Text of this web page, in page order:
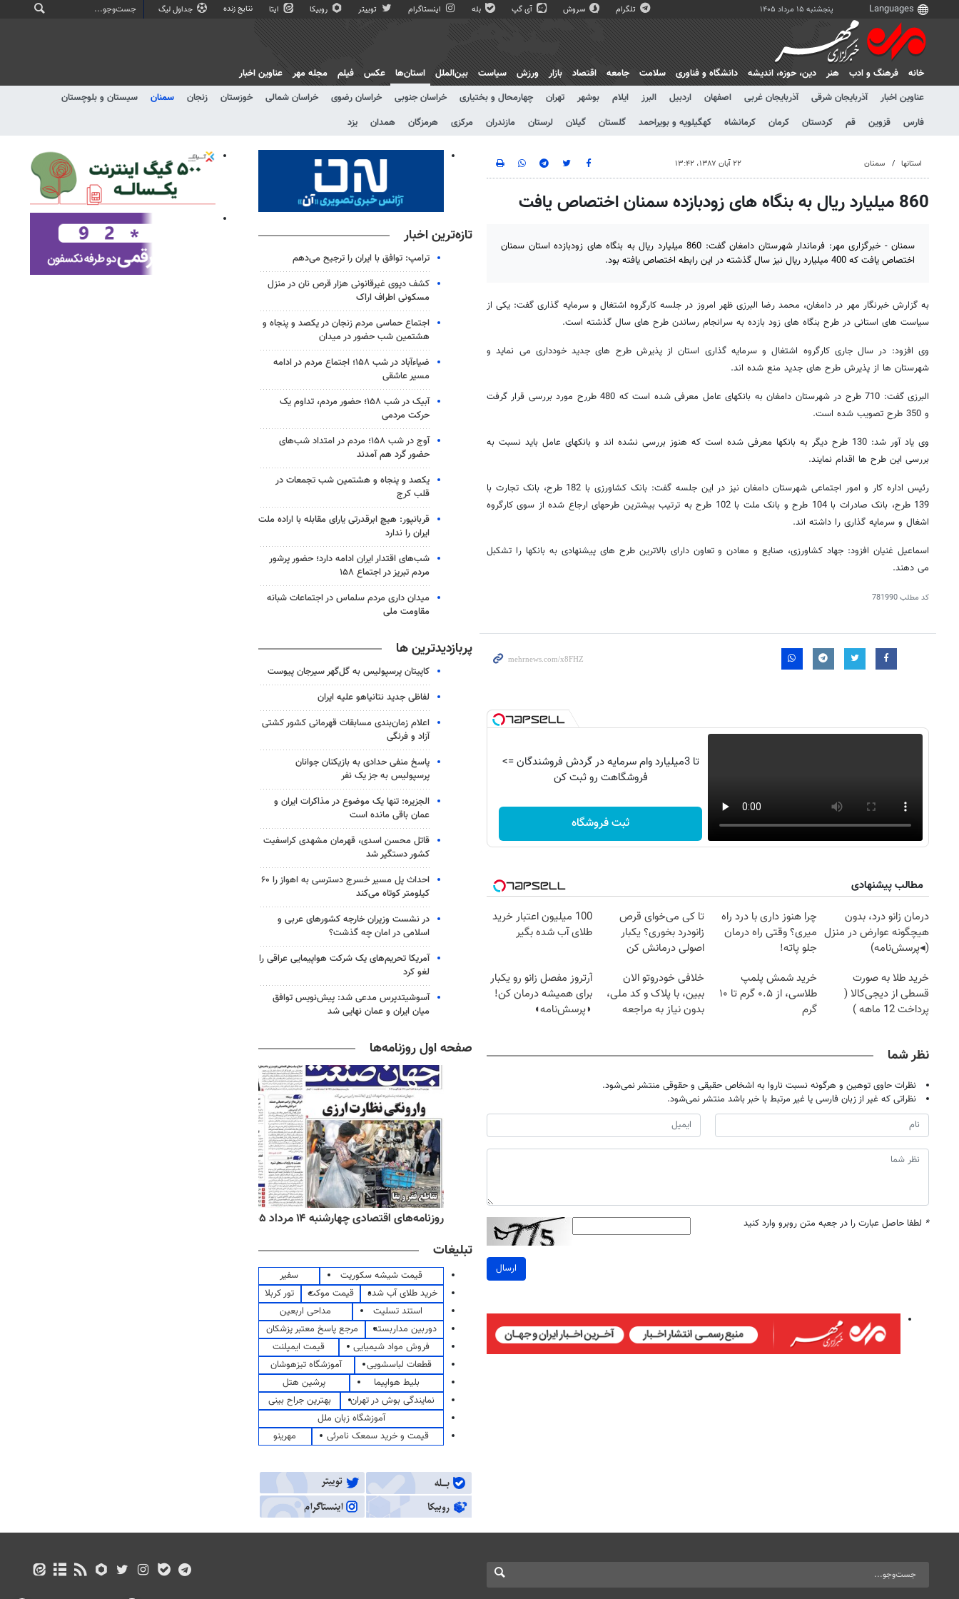
پنجشنبه ۱۵ مرداد ۱۴۰۵ تلگرام سروش آی گپ بله اینستاگرام توییتر روبیکا ایتا نتایج زنده جداول لیگ
خانه فرهنگ و ادب هنر دين، حوزه، انديشه دانشگاه و فناوری سلامت جامعه اقتصاد بازار ورزش سیاست بین‌الملل
استان‌ها
عناوین اخبار
آذربایجان شرقی آذربایجان غربی اصفهان اردبیل البرز ایلام بوشهر تهران چهارمحال و بختیاری خراسان جنوبی خراسان رضوی خراسان شمالی خوزستان زنجان سمنان
سیستان و بلوچستان
فارس
قزوین قم کردستان کرمان کرمانشاه کهگیلویه و بویراحمد گلستان گیلان لرستان مازندران مرکزی هرمزگان همدان یزد
عکس فیلم مجله مهر عناوین اخبار
استانها سمنان ۲۲ آبان ۱۳۸۷، ۱۳:۴۲
860 میلیارد ریال به بنگاه های زودبازده سمنان اختصاص یافت
سمنان - خبرگزاری مهر: فرماندار شهرستان دامغان گفت: 860 میلیارد ریال به بنگاه های زودبازده استان سمنان
اختصاص یافت که 400 میلیارد ریال نیز سال گذشته در این رابطه اختصاص یافته بود.
به گزارش خبرنگار مهر در دامغان، محمد رضا البرزی ظهر امروز در جلسه کارگروه اشتغال و سرمایه گذاری گفت: یکی از
سیاست های استانی در طرح بنگاه های زود بازده به سرانجام رساندن طرح های سال گذشته است.
وی افزود: در سال جاری کارگروه اشتغال و سرمایه گذاری استان از پذیرش طرح های جدید خودداری می نماید و
شهرستان ها از پذیرش طرح های جدید منع شده اند.
البرزی گفت: 710 طرح در شهرستان دامغان به بانکهای عامل معرفی شده است که 480 طررح مورد بررسی قرار گرفت
و 350 طرح تصویب شده است.
وی یاد آور شد: 130 طرح دیگر به بانکها معرفی شده است که هنوز بررسی نشده اند و بانکهای عامل باید نسبت به
بررسی این طرح ها اقدام نمایند.
رئیس اداره کار و امور اجتماعی شهرستان دامغان نیز در این جلسه گفت: بانک کشاورزی با 182 طرح، بانک تجارت با
139 طرح، بانک صادرات با 104 طرح و بانک ملت با 102 طرح به ترتیب بیشترین طرحهای ارجاع شده از سوی کارگروه
اشغال و سرمایه گذاری را داشته اند.
اسماعیل غنیان افزود: جهاد کشاورزی، صنایع و معادن و تعاون دارای بالاترین طرح های پیشنهادی به بانکها را تشکبل
می دهند.
کد مطلب781990
تا 3میلیارد وام سرمایه در گردش فروشندگان =>
فروشگاهت رو ثبت کن
ثبت فروشگاه
مطالب پیشنهادی
درمان زانو درد، بدون
هیچگونه عوارض در منزل
(◂پرسش‌نامه)
چرا هنوز داری با درد راه
میری؟ وقتی راه درمان
جلو پاته!
تا کی می‌خوای قرص
زانودرد بخوری؟ یکبار
اصولی درمانش کن
100 میلیون اعتبار خرید
طلای آب شده بگیر
خرید طلا به صورت
قسطی از دیجی‌کالا (
پرداخت 12 ماهه )
خرید شمش پلمپ
طلاسی، از ۰.۵ گرم تا ۱۰
گرم
خلافی خودروتو الان
ببین، با پلاک و کد ملی،
بدون نیاز به مراجعه
آرتروز مفصل زانو رو یکبار
برای همیشه درمان کن!
◗پرسش‌نامه◖
نظر شما
نظرات حاوی توهین و هرگونه نسبت ناروا به اشخاص حقیقی و حقوقی منتشر نمی‌شود.
نظراتی که غیر از زبان فارسی یا غیر مرتبط با خبر باشد منتشر نمی‌شود.
* لطفا حاصل عبارت را در جعبه متن روبرو وارد کنید
ارسال
تازه‌ترین اخبار
ترامپ: توافق با ایران را ترجیح می‌دهم
کشف دپوی غیرقانونی هزار قرص نان در منزل
مسکونی اطراف اراک
اجتماع حماسی مردم زنجان در یکصد و پنجاه و
هشتمین شب حضور در میدان
ضیاء‌آباد در شب ۱۵۸؛ اجتماع مردم در ادامه
مسیر عاشقی
آبیک در شب ۱۵۸؛ حضور مردم، تداوم یک
حرکت مردمی
آوج در شب ۱۵۸؛ مردم در امتداد شب‌های
حضور گرد هم آمدند
یکصد و پنجاه و هشتمین شب تجمعات در
قلب کرج
قربانپور: هیچ ابرقدرتی یارای مقابله با اراده ملت
ایران را ندارد
شب‌های اقتدار ایران ادامه دارد؛ حضور پرشور
مردم تبریز در اجتماع ۱۵۸
میدان داری مردم سلماس در اجتماعات شبانه
مقاومت ملی
پربازدیدترین ها
کاپیتان پرسپولیس به گل‌گهر سیرجان پیوست
لفاظی جدید نتانیاهو علیه ایران
اعلام زمان‌بندی مسابقات قهرمانی کشور کشتی
آزاد و فرنگی
پاسخ منفی حدادی به بازیکنان جوانان
پرسپولیس به جز یک نفر
الجزیره: تنها یک موضوع در مذاکرات ایران و
عمان باقی مانده است
قاتل محسن اسدی، قهرمان مشهدی کراسفیت
کشور دستگیر شد
احداث پل مسیر خسرج دسترسی به اهواز را ۶۰
کیلومتر کوتاه می‌کند
در نشست وزیران خارجه کشورهای عربی و
اسلامی در امان چه گذشت؟
آمریکا تحریم‌های یک شرکت هواپیمایی عراقی را
لغو کرد
آسوشیتدپرس مدعی شد: پیش‌نویس توافق
میان ایران و عمان نهایی شد
صفحه اول روزنامه‌ها
روزنامه‌های ورزشی چهارشنبه ۱۴ مرداد ۱۴۰۵ روزنامه‌های صبح چهارشنبه ۱۴ مرداد ۱۴۰۵ روزنامه‌های اقتصادی چهارشنبه ۱۴ مرداد ۱۴۰۵
تبلیغات
قیمت شیشه سکوریت
سفیر
خرید طلای آب شده
قیمت موکت
تور کربلا
استند تسلیت
مداحی اربعین
دوربین مداربسته
مرجع پاسخ معتبر پزشکان
فروش مواد شیمیایی
قیمت ایمپلنت
قطعات لباسشویی
آموزشگاه تیزهوشان
بلیط هواپیما
پرشین هتل
نمایندگی بوش در تهران
بهترین جراح بینی
آموزشگاه زبان ملل
قیمت و خرید سمعک نامرئی
مهرینو